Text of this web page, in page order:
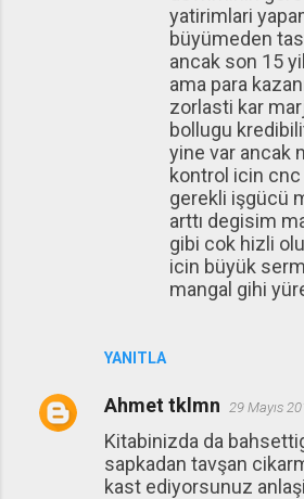
YANITLA
yatirimlari
büyümeden
ancak son 15
ama para
zorlasti kar
bollugu
yine var ancak
kontrol icin
gerekli işgücü
arttı degisim
gibi cok hizli
icin büyük
mangal gihi
Ahmet tklmn 29 Mayıs
Kitabinizda da
sapkadan tavşan
kast ediyorsunuz